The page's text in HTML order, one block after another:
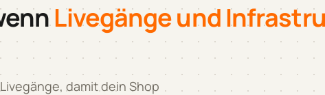
Livegänge und
damit dein Shop